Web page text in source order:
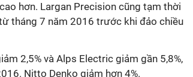
hơn. Largan Precision cũng tạm thời
tháng 7 năm 2016 trước khi đảo chiều
2,5% và Alps Electric giảm gần 5,8%,
Nitto Denko giảm hơn 4%.